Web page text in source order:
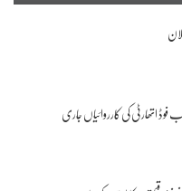
اتھارٹی کی کارروائیاں جاری